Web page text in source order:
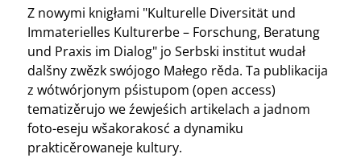
Z nowymi knigłami "Kulturelle Diversität und
Immaterielles Kulturerbe – Forschung, Beratung
und Praxis im Dialog" jo Serbski institut wudał
dalšny zwězk swójogo Małego rěda. Ta publikacija
z wótwórjonym pśistupom (open access)
tematizěrujo we źewjeśich artikelach a jadnom
foto-eseju wšakorakosć a dynamiku
prakticěrowaneje kultury.